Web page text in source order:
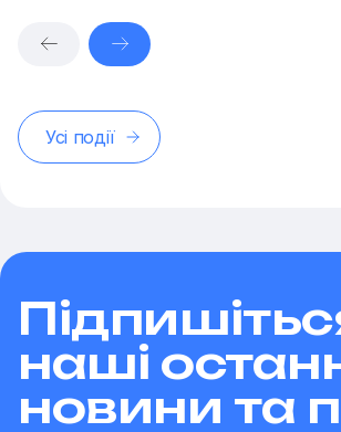
Усі події
наші
новини та